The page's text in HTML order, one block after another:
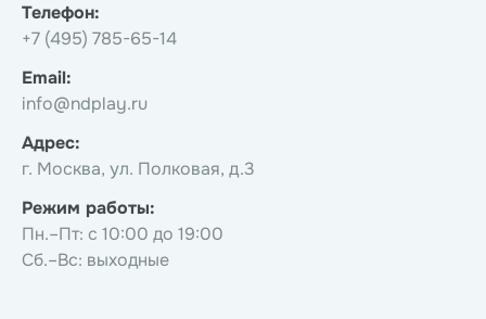
Телефон:
+7 (495) 785-65-14
Email:
info@ndplay.ru
Адрес:
г. Москва, ул. Полковая, д.3
Режим работы:
Пн.–Пт: с 10:00 до 19:00
Сб.–Вс: выходные